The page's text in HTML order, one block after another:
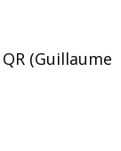
(Guillaume